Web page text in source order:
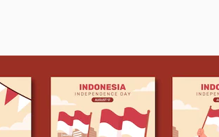
Prodotti Inizia